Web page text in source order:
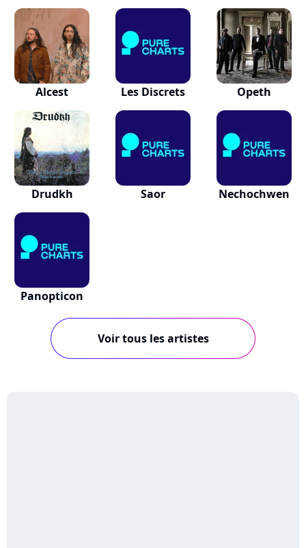
Alcest Les Discrets Opeth
Drudkh Saor Nechochwen
Panopticon
Voir tous les artistes